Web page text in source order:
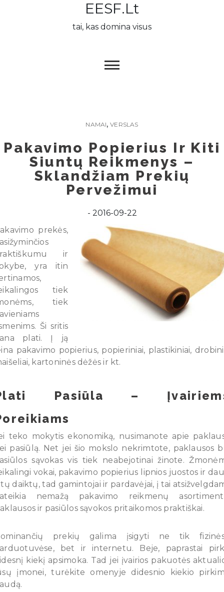
EESF.lt
tai, kas domina visus
NAMAI,VERSLAS
Pakavimo Popierius Ir Kiti
Siuntų Reikmenys –
Sklandžiam Prekių
Pervežimui
2016-09-22
prekės,
ir
yra itin
tiek
tiek
Ši sritis
plati. Į ją
pakavimo popierius, popieriniai, plastikiniai,
kartoninės dėžės ir kt.
Pasiūla –
teko mokytis ekonomiką, nusimanote apie
pasiūlą. Net jei šio mokslo nekrimtote, paklausos
sąvokas vis tiek neabejotinai žinote.
vokai, pakavimo popierius lipnios juostos ir
daiktų, tad gamintojai ir pardavėjai, į tai
nemažą pakavimo reikmenų
ir pasiūlos sąvokos pritaikomos praktiškai.
prekių galima įsigyti ne tik
bet ir internetu. Beje, paprastai
kiekį apsimoka. Tad jei įvairios pakuotės
įmonei, turėkite omenyje didesnio kiekio